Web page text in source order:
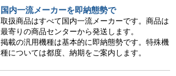
国内一流メーカーを即納態勢で
取扱商品はすべて国内一流メーカーです。商品は
最寄りの商品センターから発送します。
掲載の汎用機種は基本的に即納態勢です。特殊機
種については都度、納期をご案内します。